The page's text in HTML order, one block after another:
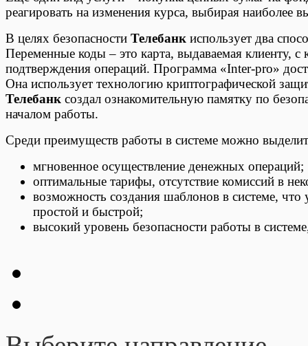
реагировать на изменения курса, выбирая наиболее
В целях безопасности Телебанк использует два
Переменные коды – это карта, выдаваемая клиенту,
подтверждения операций. Программа «Inter-pro»
Она использует технологию криптографической
Телебанк создал ознакомительную памятку по
началом работы.
Среди преимуществ работы в системе можно
мгновенное осуществление денежных операций;
оптимальные тарифы, отсутствие комиссий в
возможность создания шаблонов в системе,
простой и быстрой;
высокий уровень безопасности работы в